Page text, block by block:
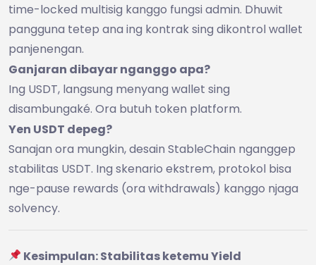
time-locked multisig kanggo fungsi admin. Dhuwit
pangguna tetep ana ing kontrak sing dikontrol wallet
panjenengan.
Ganjaran dibayar nganggo apa?
Ing USDT, langsung menyang wallet sing
disambungaké. Ora butuh token platform.
Yen USDT depeg?
Sanajan ora mungkin, desain StableChain nganggep
stabilitas USDT. Ing skenario ekstrem, protokol bisa
nge-pause rewards (ora withdrawals) kanggo njaga
solvency.
Kesimpulan: Stabilitas ketemu Yield